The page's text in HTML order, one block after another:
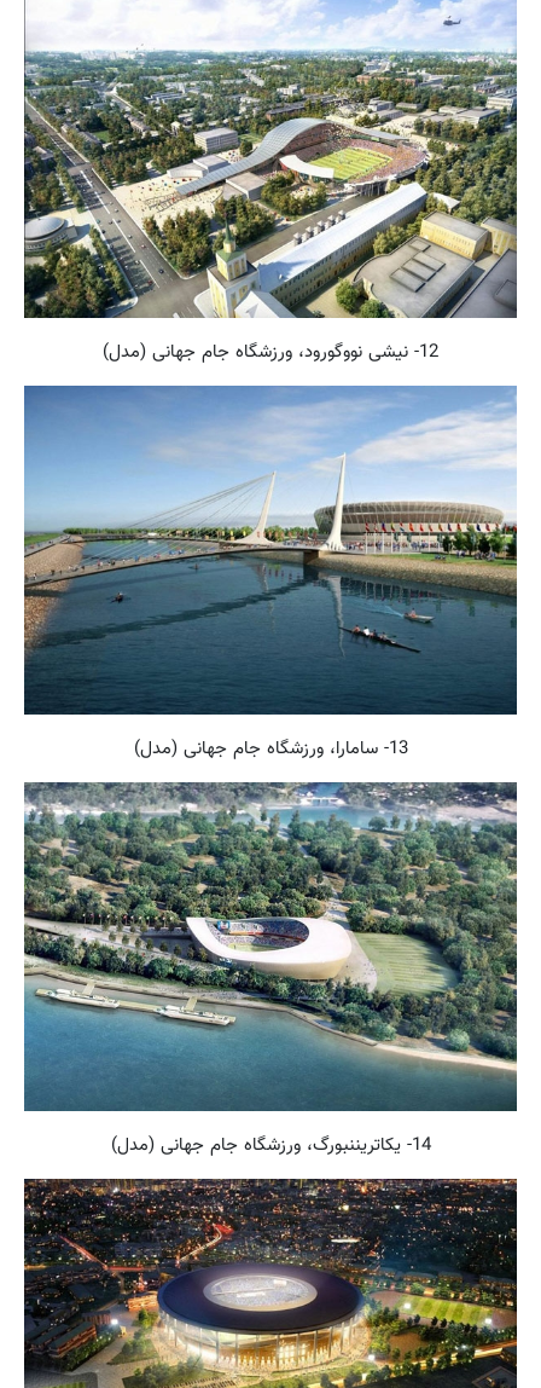
12- نیشی نووگورود، ورزشگاه جام جهانی (مدل)
13- سامارا، ورزشگاه جام جهانی (مدل)
14- یکاتریننبورگ،‌ ورزشگاه جام جهانی (مدل)